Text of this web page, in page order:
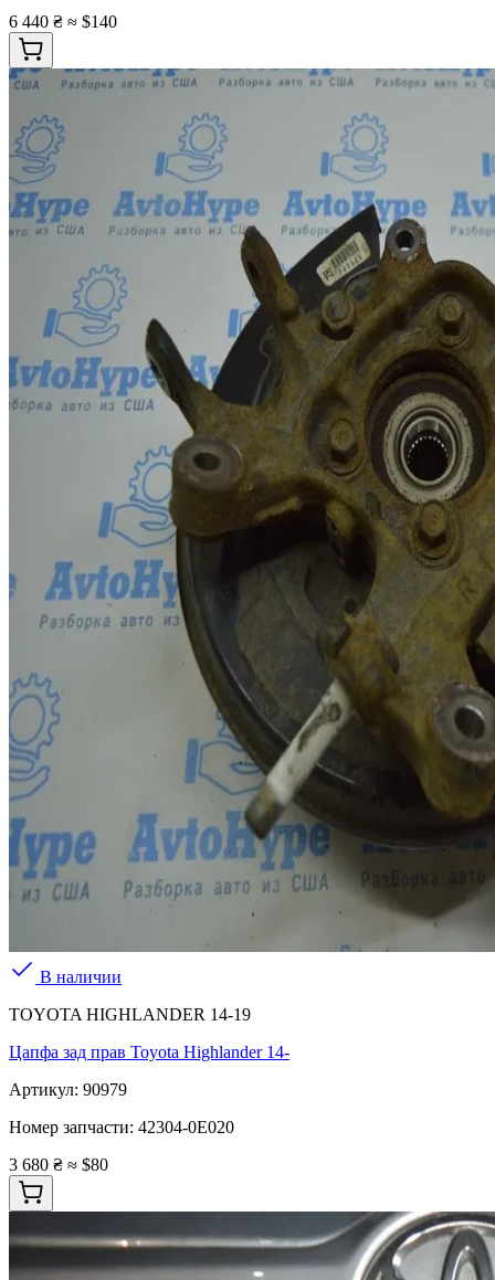
6 440 ₴ ≈ $140
В наличии
TOYOTA HIGHLANDER 14-19
Цапфа зад прав Toyota Highlander 14-
Артикул: 90979
Номер запчасти: 42304-0E020
3 680 ₴ ≈ $80